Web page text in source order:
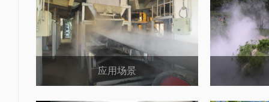
应用场景